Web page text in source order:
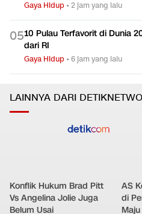
Gaya Hidup •3 jam yang lalu
04Fakta Medis di Balik
Kecelakaan
Gaya Hidup •2 jam yang lalu
0 5
dari RI
Gaya Hidup